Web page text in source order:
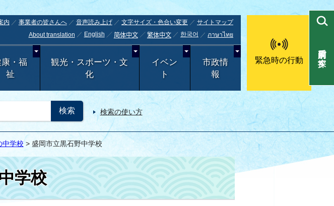
内 事業者の皆さんへ 音声読み上げ 文字サイズ・色合い変更
サイトマップ
About translation
English 简体中文 繁体中文 한국어 ภาษาไทย
康・福
祉
観光・スポーツ・文
化
イベン
ト
市政情
報
緊急時の行動
検索の使い方
目的別で探す
中学校 > 盛岡市立黒石野中学校
学校